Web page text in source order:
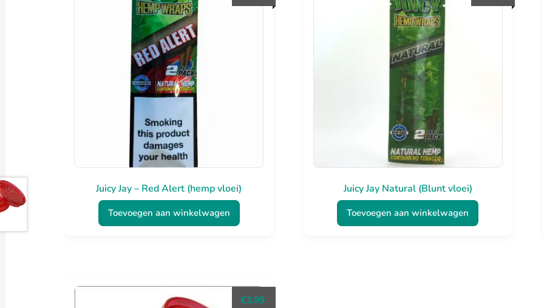
Juicy Jay – Red Alert (hemp vloei)
Toevoegen aan winkelwagen
Juicy Jay Natural (Blunt vloei)
Toevoegen aan winkelwagen
€3.99